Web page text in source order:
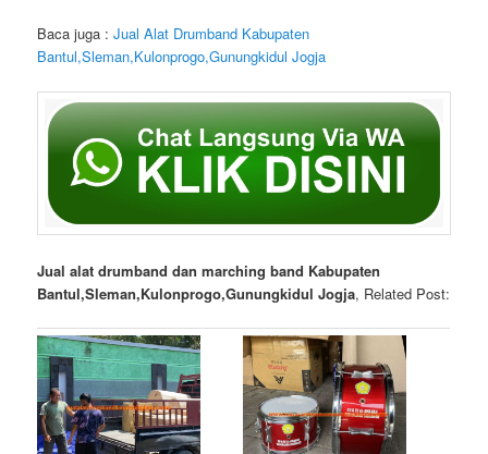
Baca juga :Jual Alat Drumband Kabupaten
Bantul,Sleman,Kulonprogo,Gunungkidul Jogja
Jual alat drumband dan marching band Kabupaten
Bantul,Sleman,Kulonprogo,Gunungkidul Jogja, Related Post: